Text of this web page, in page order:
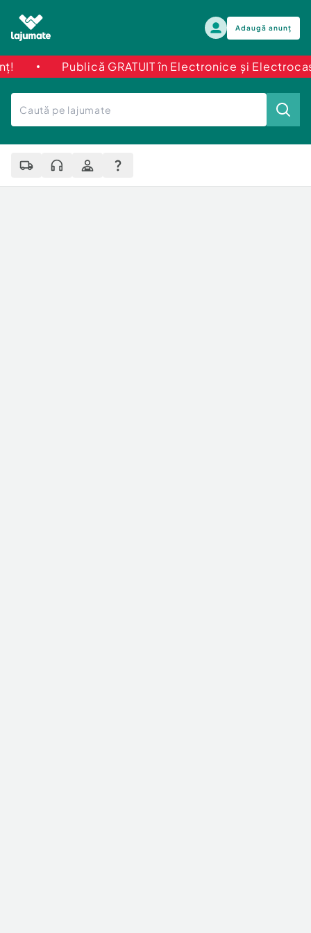
Adaugă anunț
Publică GRATUIT în Electronice și Electrocasnice.